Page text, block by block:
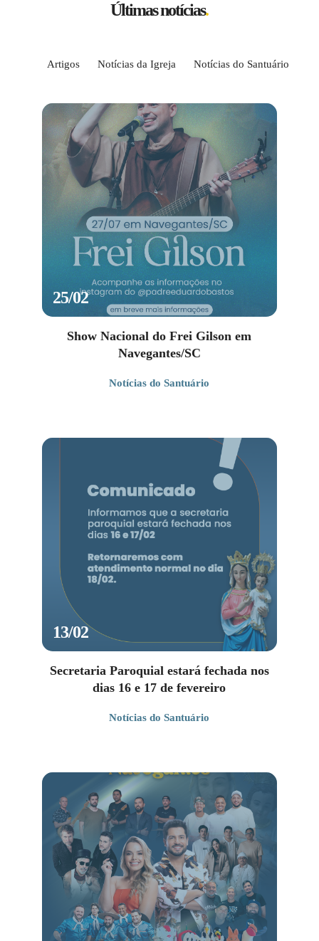
Últimas notícias.
Artigos Notícias da Igreja Notícias do Santuário
25/02
Show Nacional do Frei Gilson em
Navegantes/SC
Notícias do Santuário
13/02
Secretaria Paroquial estará fechada nos
dias 16 e 17 de fevereiro
Notícias do Santuário